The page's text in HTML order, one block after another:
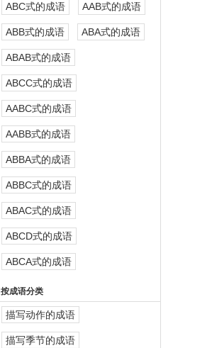
ABC式的成语 AAB式的成语
ABB式的成语 ABA式的成语
ABAB式的成语
ABCC式的成语
AABC式的成语
AABB式的成语
ABBA式的成语
ABBC式的成语
ABAC式的成语
ABCD式的成语
ABCA式的成语
按成语分类
描写动作的成语
描写季节的成语